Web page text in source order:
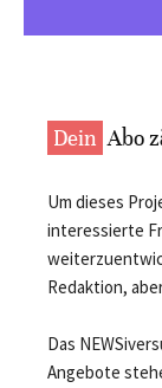
Dein Abo
Um dieses
interessierte
Redaktion,
Das
Angebote